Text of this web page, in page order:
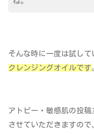
そんな時に一度は試して
クレンジングオイルです
アトピー・敏感肌の投
させていただきますの